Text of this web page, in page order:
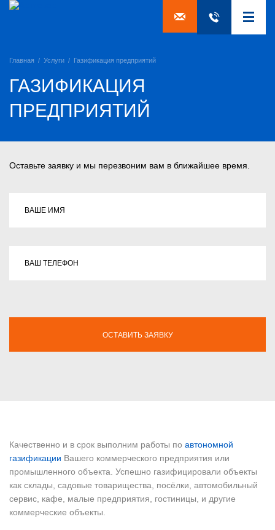
Главная / Услуги / Газификация предприятий
ГАЗИФИКАЦИЯ
ПРЕДПРИЯТИЙ
Оставьте заявку и мы перезвоним вам в ближайшее время.
ВАШЕ ИМЯ
ВАШ ТЕЛЕФОН
ОСТАВИТЬ ЗАЯВКУ
Качественно и в срок выполним работы по автономной
газификации Вашего коммерческого предприятия или
промышленного объекта. Успешно газифицировали объекты
как склады, садовые товарищества, посёлки, автомобильный
сервис, кафе, малые предприятия, гостиницы, и другие
коммерческие объекты.